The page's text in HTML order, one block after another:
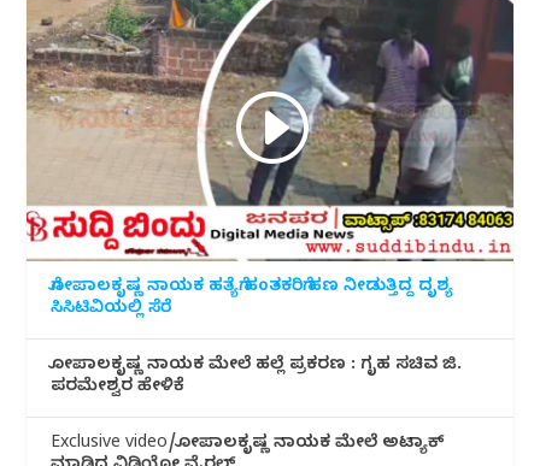
ಗೋಪಾಲಕೃಷ್ಣ ನಾಯಕ ಹತ್ಯೆಗೆ ಹಂತಕರಿಗೆ ಹಣ ನೀಡುತ್ತಿದ್ದ ದೃಶ್ಯ
ಸಿಸಿಟಿವಿಯಲ್ಲಿ ಸೆರೆ
ಗೋಪಾಲಕೃಷ್ಣ ನಾಯಕ ಮೇಲೆ ಹಲ್ಲೆ ಪ್ರಕರಣ : ಗೃಹ ಸಚಿವ ಜಿ.
ಪರಮೇಶ್ವರ ಹೇಳಿಕೆ
Exclusive video/ಗೋಪಾಲಕೃಷ್ಣ ನಾಯಕ ಮೇಲೆ ಅಟ್ಯಾಕ್